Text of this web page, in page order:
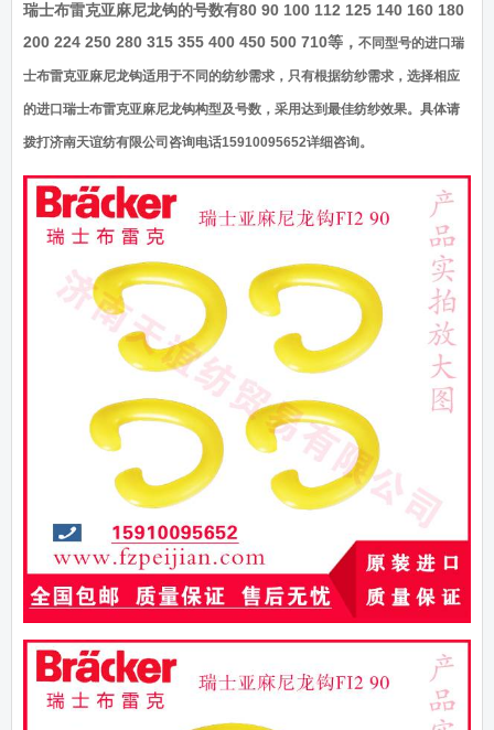
瑞士布雷克亚麻尼龙钩的号数有80 90 100 112 125 140 160 180
200 224 250 280 315 355 400 450 500 710等， 不同型号的进口瑞
士布雷克亚麻尼龙钩适用于不同的纺纱需求，只有根据纺纱需求，选择相应
的进口瑞士布雷克亚麻尼龙钩构型及号数，采用达到最佳纺纱效果。具体请
拨打济南天谊纺有限公司咨询电话15910095652详细咨询。